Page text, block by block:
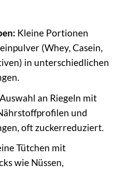
Kleine Portionen
(Whey, Casein,
in unterschiedlichen
an Riegeln mit
und
oft zuckerreduziert.
Tütchen mit
wie Nüssen,